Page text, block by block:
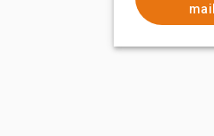
mail